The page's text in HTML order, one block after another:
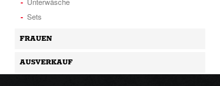
Sets
FRAUEN
AUSVERKAUF